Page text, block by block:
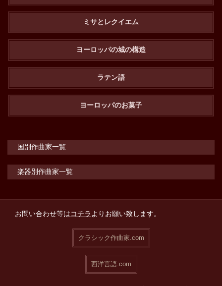
ミサとレクイエム
ヨーロッパの城の構造
ラテン語
ヨーロッパのお菓子
国別作曲家一覧
楽器別作曲家一覧
お問い合わせ等はコチラよりお願い致します。
クラシック作曲家.com
西洋言語.com